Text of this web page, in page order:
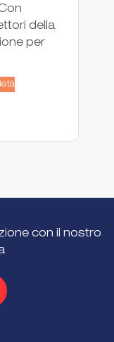
della
per
con il nostro